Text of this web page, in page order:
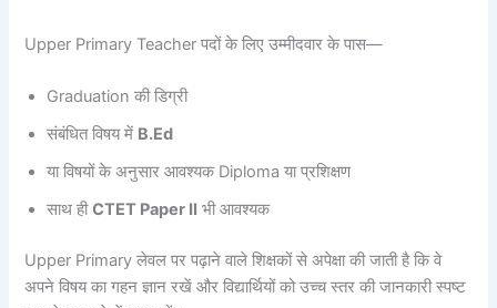
Upper Primary Teacher पदों के लिए उम्मीदवार के पास—
Graduation की डिग्री
संबंधित विषय में B.Ed
या विषयों के अनुसार आवश्यक Diploma या प्रशिक्षण
साथ हीCTET Paper II भी आवश्यक
Upper Primary लेवल पर पढ़ाने वाले शिक्षकों से अपेक्षा की जाती है कि वे
अपने विषय का गहन ज्ञान रखें और विद्यार्थियों को उच्च स्तर की जानकारी स्पष्ट